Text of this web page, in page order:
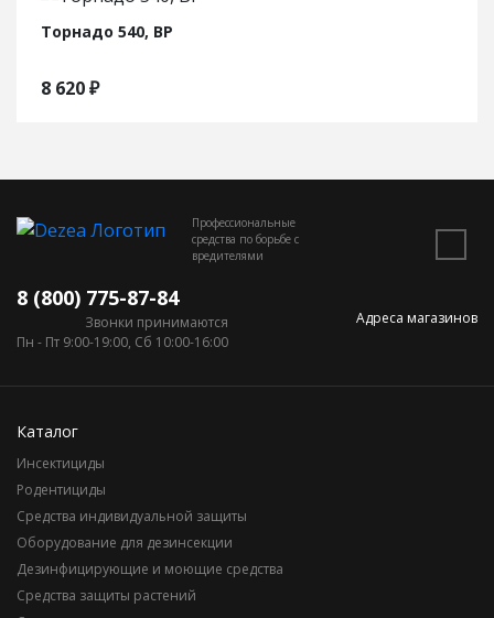
Торнадо 540, ВР
8 620₽
Профессиональные
средства по борьбе с
вредителями
Адреса магазинов
8 (800) 775-87-84
Звонки принимаются
Пн - Пт 9:00-19:00, Сб 10:00-16:00
Каталог
Инсектициды
Родентициды
Средства индивидуальной защиты
Оборудование для дезинсекции
Дезинфицирующие и моющие средства
Средства защиты растений